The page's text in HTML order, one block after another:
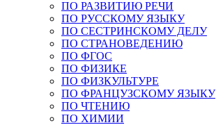
ПО РАЗВИТИЮ РЕЧИ
ПО РУССКОМУ ЯЗЫКУ
ПО СЕСТРИНСКОМУ ДЕЛУ
ПО СТРАНОВЕДЕНИЮ
ПО ФГОС
ПО ФИЗИКЕ
ПО ФИЗКУЛЬТУРЕ
ПО ФРАНЦУЗСКОМУ ЯЗЫКУ
ПО ЧТЕНИЮ
ПО ХИМИИ